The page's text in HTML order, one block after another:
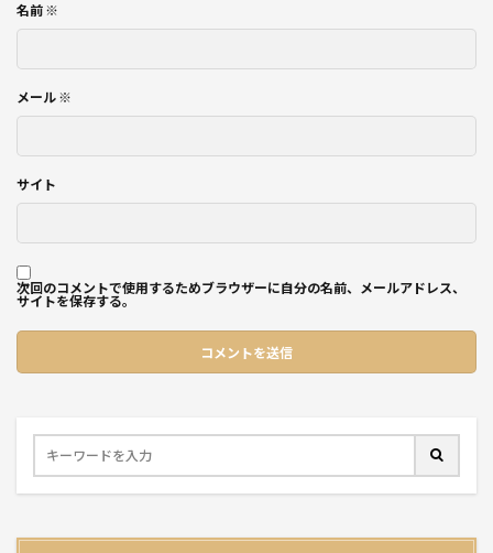
名前 ※
メール ※
サイト
次回のコメントで使用するためブラウザーに自分の名前、メールアドレス、
サイトを保存する。